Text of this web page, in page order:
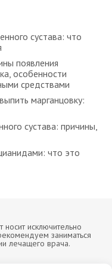
сустава: что
появления
особенности
средствами
марганцовку:
сустава: причины,
что это
исключительно
заниматься
лечащего врача.